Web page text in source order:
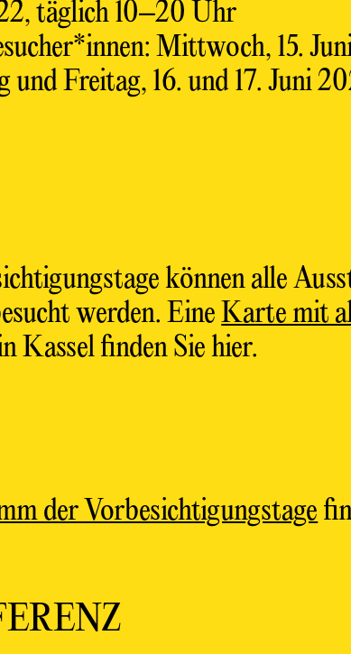
täglich 10–20 Uhr
Mittwoch, 15.
und Freitag, 16. und 17. Juni
können alle
werden. EineKarte mit
Kassel finden Sie hier.
der Vorbesichtigungstage